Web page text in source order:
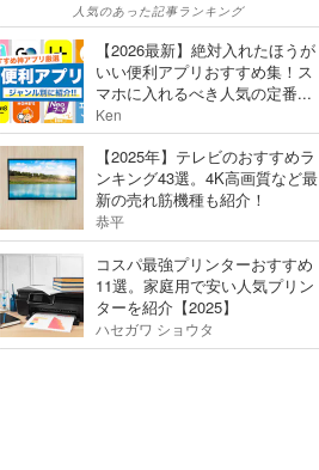
人気のあった記事ランキング
【2026最新】絶対入れたほうが
いい便利アプリおすすめ集！ス
マホに入れるべき人気の定番...
Ken
【2025年】テレビのおすすめラ
ンキング43選。4K高画質など最
新の売れ筋機種も紹介！
恭平
コスパ最強プリンターおすすめ
11選。家庭用で安い人気プリン
ターを紹介【2025】
ハセガワ ショウタ